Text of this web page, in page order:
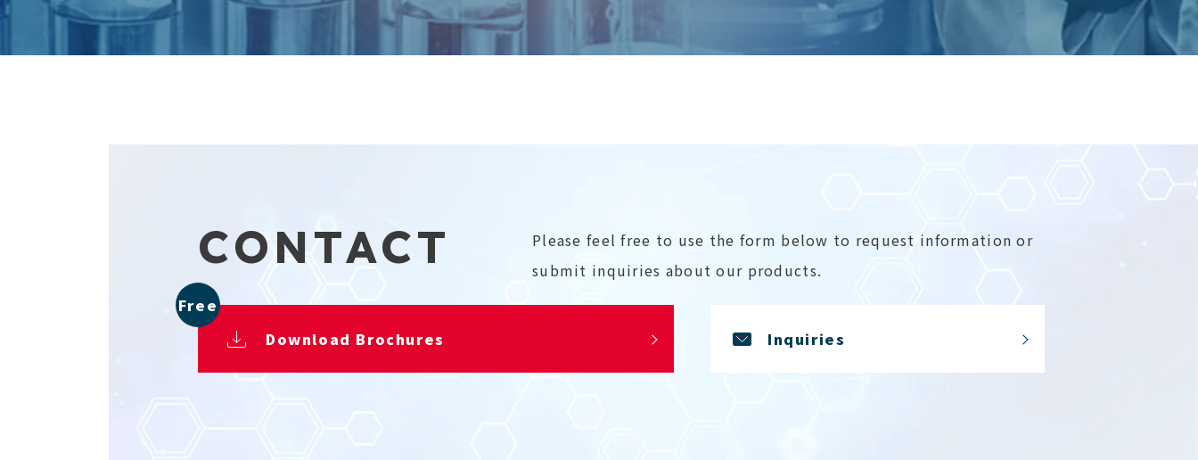
CONTACT
Please feel free to use the form below to request information or
submit inquiries about our products.
Download Brochures
Free
Inquiries